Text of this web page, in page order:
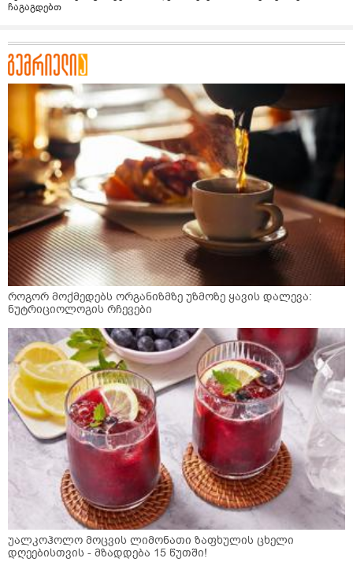
ჩაგაგდებთ
როგორ მოქმედებს ორგანიზმზე უზმოზე ყავის დალევა:
ნუტრიციოლოგის რჩევები
უალკოჰოლო მოცვის ლიმონათი ზაფხულის ცხელი
დღეებისთვის - მზადდება 15 წუთში!